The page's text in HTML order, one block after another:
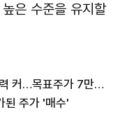
은 수준을 유지할
하나證 "SGC에너지, 신규사업 잠재력 커…목표주가 7만6000원"
된 주가 '매수'